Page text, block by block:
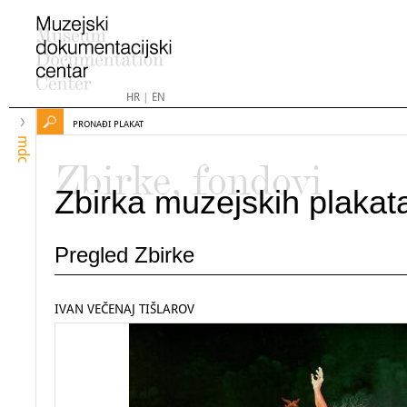
HR| EN
mdc
PRONAĐI PLAKAT
Zbirke, fondovi
Zbirka muzejskih
Pregled Zbirke
IVAN VEČENAJ TIŠLAROV